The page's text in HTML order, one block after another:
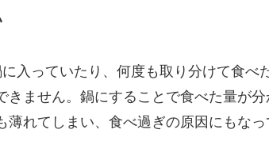
入っていたり、何度も取り分けて食べ
きません。鍋にすることで食べた量が
れてしまい、食べ過ぎの原因にもなっ